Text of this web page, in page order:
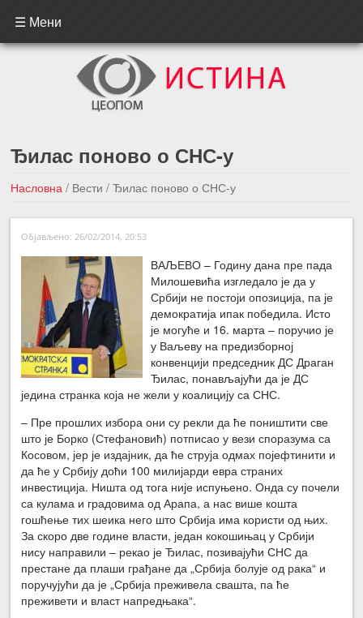
☰ Мени
Ђилас поново о СНС-у
Насловна / Вести/ Ђилас поново о СНС-у
←Претходна вест
Следећа вест →
Објављено: 26/02/2014, 20:53
ВАЉЕВО – Годину дана пре пада
Милошевића изгледало је да у
Србији не постоји опозиција, па је
демократија ипак победила. Исто
је могуће и 16. марта – поручио је
у Ваљеву на предизборној
конвенцији председник ДС Драган
Ђилас, понављајући да је ДС
једина странка која не жели у коалицију са СНС.
– Пре прошлих избора они су рекли да ће поништити све
што је Борко (Стефановић) потписао у вези споразума са
Косовом, јер је издајник, да ће струја одмах појефтинити и
да ће у Србију доћи 100 милијарди евра страних
инвестиција. Ништа од тога није испуњено. Онда су почели
са кулама и градовима од Арапа, а нас више кошта
гошћење тих шеика него што Србија има користи од њих.
За скоро две године власти, један кокошињац у Србији
нису направили – рекао је Ђилас, позивајући СНС да
престане да плаши грађане да „Србија болује од рака“ и
поручујући да је „Србија преживела свашта, па ће
преживети и власт напредњака“.